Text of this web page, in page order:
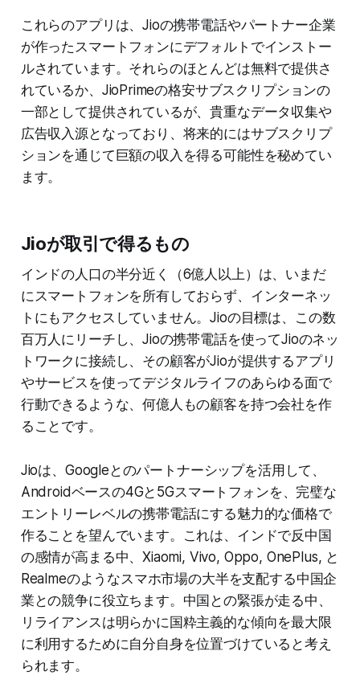
これらのアプリは、Jioの携帯電話やパートナー企業
が作ったスマートフォンにデフォルトでインストー
ルされています。それらのほとんどは無料で提供さ
れているか、JioPrimeの格安サブスクリプションの
一部として提供されているが、貴重なデータ収集や
広告収入源となっており、将来的にはサブスクリプ
ションを通じて巨額の収入を得る可能性を秘めてい
ます。
Jioが取引で得るもの
インドの人口の半分近く（6億人以上）は、いまだ
にスマートフォンを所有しておらず、インターネッ
トにもアクセスしていません。Jioの目標は、この数
百万人にリーチし、Jioの携帯電話を使ってJioのネッ
トワークに接続し、その顧客がJioが提供するアプリ
やサービスを使ってデジタルライフのあらゆる面で
行動できるような、何億人もの顧客を持つ会社を作
ることです。
Jioは、Googleとのパートナーシップを活用して、
Androidベースの4Gと5Gスマートフォンを、完璧な
エントリーレベルの携帯電話にする魅力的な価格で
作ることを望んでいます。これは、インドで反中国
の感情が高まる中、Xiaomi, Vivo, Oppo, OnePlus, と
Realmeのようなスマホ市場の大半を支配する中国企
業との競争に役立ちます。中国との緊張が走る中、
リライアンスは明らかに国粋主義的な傾向を最大限
に利用するために自分自身を位置づけていると考え
られます。